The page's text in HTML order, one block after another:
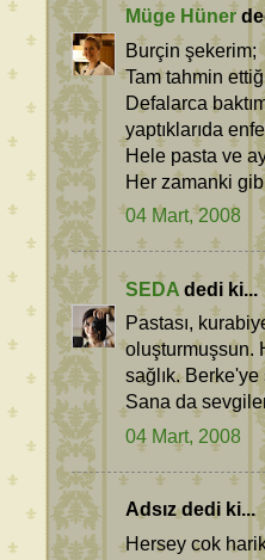
Müge Hüner
Burçin şekerim;
Tam tahmin
Defalarca
yaptıklarıda
Hele pasta ve
Her zamanki
04 Mart, 2008
SEDA dedi ki...
Pastası,
oluşturmuşsun.
sağlık. Berke'ye
Sana da
04 Mart, 2008
Adsız dedi ki...
Hersey cok